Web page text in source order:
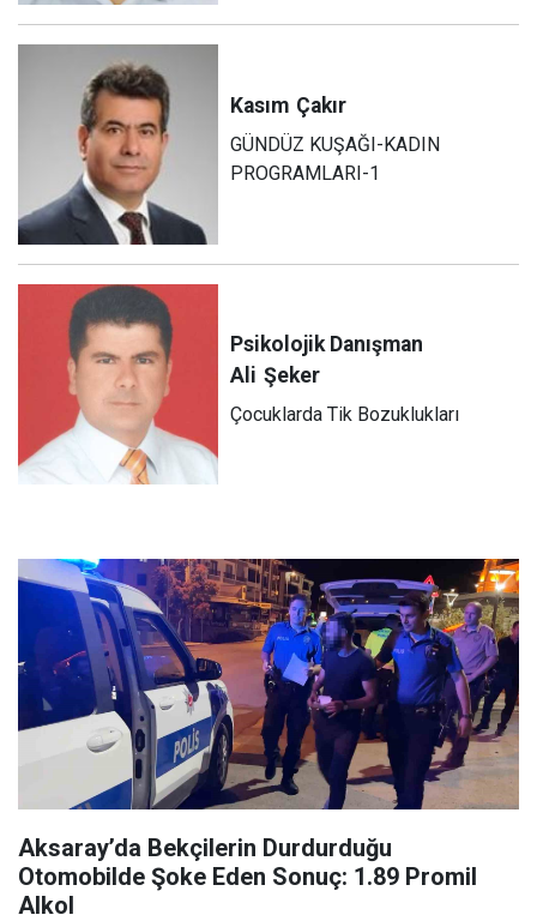
Kasım Çakır
GÜNDÜZ KUŞAĞI-KADIN
PROGRAMLARI-1
Psikolojik Danışman
Ali Şeker
Çocuklarda Tik Bozuklukları
Aksaray’da Bekçilerin Durdurduğu
Otomobilde Şoke Eden Sonuç: 1.89 Promil
Alkol